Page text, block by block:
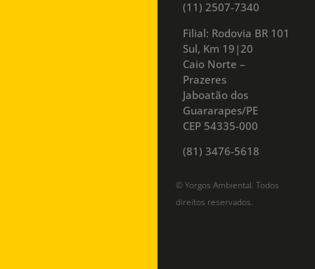
(11) 2507-7340
Filial: Rodovia BR 101
Sul, Km 19|20
Caio Norte –
Prazeres
Jaboatão dos
Guararapes/PE
CEP 54335-000
(81) 3476-5618
© Yorgos Ambiental. Todos
direitos reservados.